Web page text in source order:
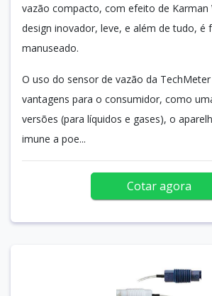
vazão compacto, com efeito de Karman
design inovador, leve, e além de tudo, é
manuseado.
O uso do sensor de vazão da
vantagens para o consumidor, como
versões (para líquidos e gases), o
imune a poe...
Cotar agora